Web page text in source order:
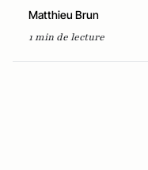
Matthieu Brun
1 min de lecture